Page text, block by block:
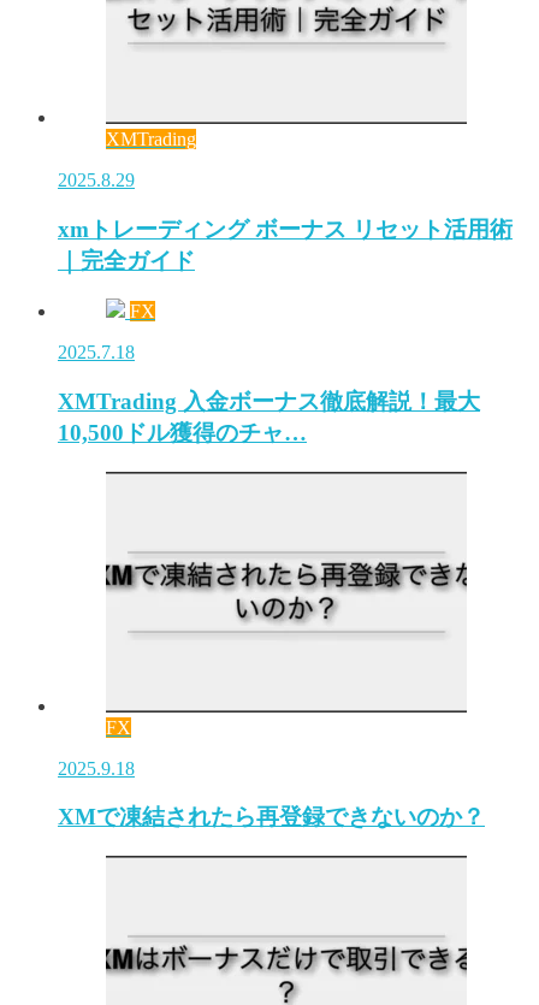
XMTrading
2025.8.29
xmトレーディング ボーナス リセット活用術
｜完全ガイド
FX
2025.7.18
XMTrading 入金ボーナス徹底解説！最大
10,500ドル獲得のチャ…
FX
2025.9.18
XMで凍結されたら再登録できないのか？